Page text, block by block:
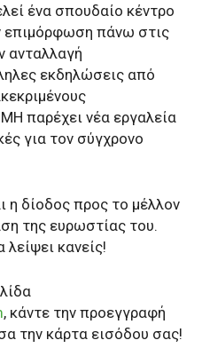
ένα σπουδαίο κέντρο
πάνω στις
ανταλλαγή
εκδηλώσεις από
παρέχει νέα εργαλεία
για τον σύγχρονο
δίοδος προς το μέλλον
της ευρωστίας του.
κανείς!
, κάντε την προεγγραφή
την κάρτα εισόδου σας!